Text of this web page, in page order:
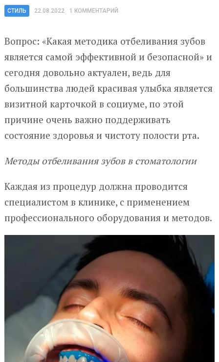
СТИЛЬ 22.08.2022 1 КОММЕНТАРИЙ
Вопрос: «Какая методика отбеливания зубов
является самой эффективной и безопасной» и
сегодня довольно актуален, ведь для
большинства людей красивая улыбка является
визитной карточкой в социуме, по этой
причине очень важно поддерживать
состояние здоровья и чистоту полости рта.
Методы отбеливания зубов в стоматологии
Каждая из процедур должна проводится
специалистом в клинике, с применением
профессионального оборудования и методов.